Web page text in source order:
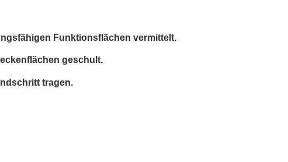
Funktionsflächen vermittelt.
geschult.
tragen.